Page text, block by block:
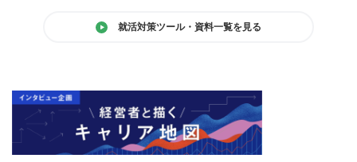
就活対策ツール・資料一覧を見る